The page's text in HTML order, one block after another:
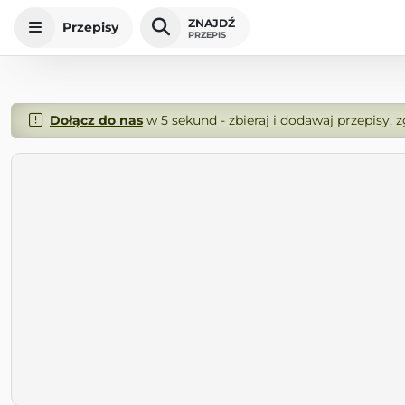
Przepisy ZNAJDŹ
PRZEPIS
Dołącz do nasw 5 sekund - zbieraj i dodawaj przepisy,